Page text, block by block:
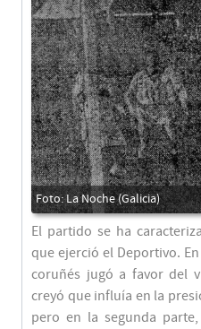
El partido se ha
que ejerció el Deportivo.
coruñés jugó a favor del
creyó que influía en la
pero en la segunda